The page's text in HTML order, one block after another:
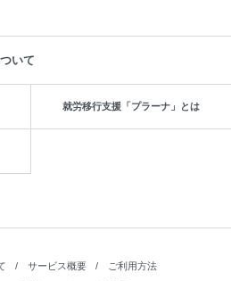
いて
就労移行支援「プラーナ」とは
サービス概要
ご利用方法